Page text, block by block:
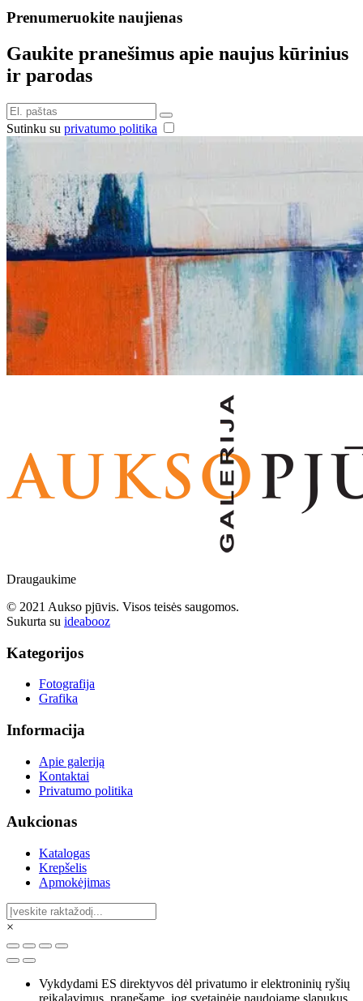
Prenumeruokite naujienas
Gaukite pranešimus apie naujus kūrinius
ir parodas
Sutinku su privatumo politika
Draugaukime
© 2021 Aukso pjūvis. Visos teisės saugomos.
Sukurta su ideabooz
Kategorijos
Fotografija
Grafika
Informacija
Apie galeriją
Kontaktai
Privatumo politika
Aukcionas
Katalogas
Krepšelis
Apmokėjimas
×
Vykdydami ES direktyvos dėl privatumo ir elektroninių ryšių
reikalavimus, pranešame, jog svetainėje naudojame slapukus